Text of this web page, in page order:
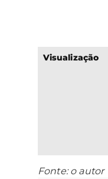
Visualização
Fonte: o autor